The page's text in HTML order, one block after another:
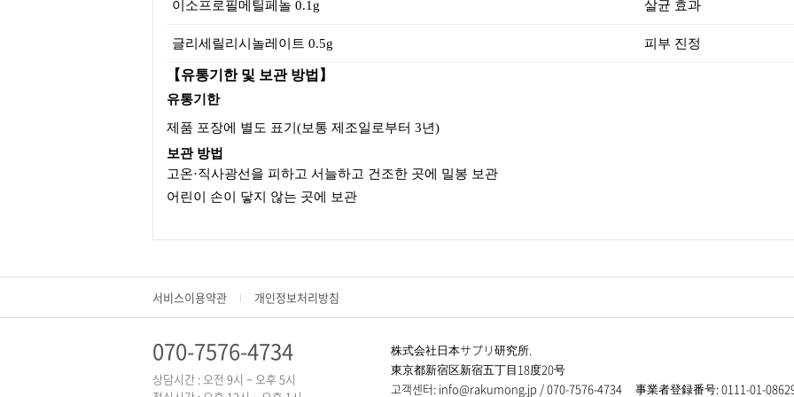
이소프로필메틸페놀 0.1g 살균 효과
글리세릴리시놀레이트 0.5g 피부 진정
【유통기한 및 보관 방법】
유통기한
제품 포장에 별도 표기(보통 제조일로부터 3년)
보관 방법
고온·직사광선을 피하고 서늘하고 건조한 곳에 밀봉 보관
어린이 손이 닿지 않는 곳에 보관
서비스이용약관 개인정보처리방침
070-7576-4734
상담시간 : 오전 9시 ~ 오후 5시
株式会社日本サプリ研究所.
東京都新宿区新宿五丁目18度20号
고객센터: info@rakumong.jp / 070-7576-4734 事業者登録番号: 0111-01-